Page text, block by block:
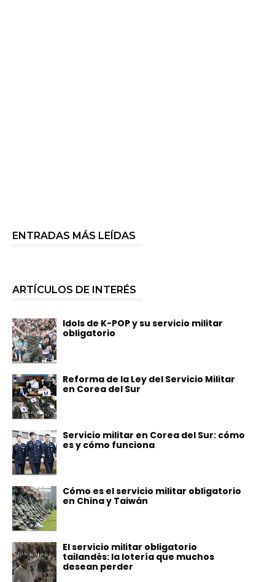
ENTRADAS MÁS LEÍDAS
ARTÍCULOS DE INTERÉS
Idols de K-POP y su servicio militar
obligatorio
Reforma de la Ley del Servicio Militar
en Corea del Sur
Servicio militar en Corea del Sur: cómo
es y cómo funciona
Cómo es el servicio militar obligatorio
en China y Taiwán
El servicio militar obligatorio
tailandés: la lotería que muchos
desean perder